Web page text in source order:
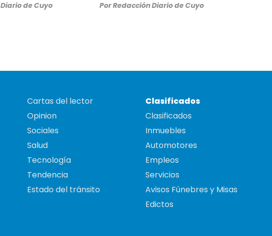
de Cuyo PorRedacción Diario de Cuyo
Cartas del lector
Opinion
Sociales
Salud
Tecnología
Tendencia
Estado del tránsito
Clasificados
Clasificados
Inmuebles
Automotores
Empleos
Servicios
Avisos Fúnebres y Misas
Edictos